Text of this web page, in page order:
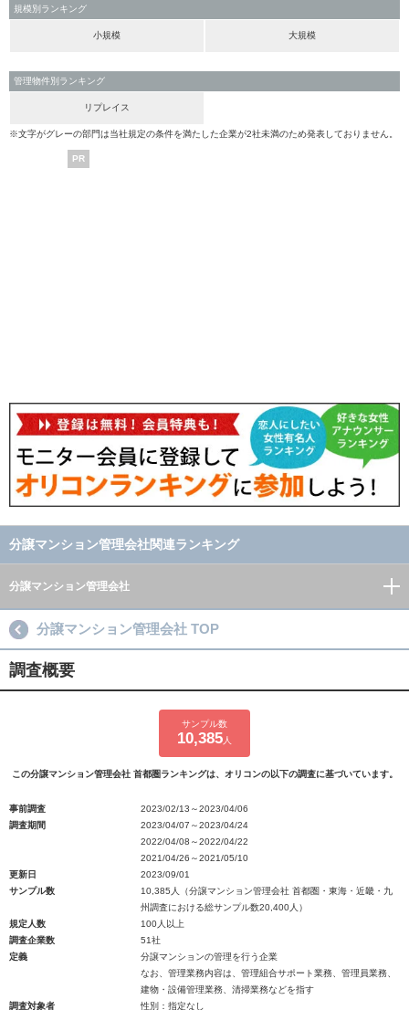
規模別ランキング
小規模 大規模
管理物件別ランキング
リプレイス
※文字がグレーの部門は当社規定の条件を満たした企業が2社未満のため発表しておりません。
PR
分譲マンション管理会社関連ランキング
分譲マンション管理会社
分譲マンション管理会社 TOP
調査概要
サンプル数
10,385 人
この分譲マンション管理会社 首都圏ランキングは、オリコンの以下の調査に基づいています。
事前調査
2023/02/13～2023/04/06
調査期間
2023/04/07～2023/04/24
2022/04/08～2022/04/22
2021/04/26～2021/05/10
更新日
2023/09/01
サンプル数
10,385人（分譲マンション管理会社 首都圏・東海・近畿・九
州調査における総サンプル数20,400人）
規定人数
100人以上
調査企業数
51社
定義
分譲マンションの管理を行う企業
なお、管理業務内容は、管理組合サポート業務、管理員業務、
建物・設備管理業務、清掃業務などを指す
調査対象者
性別：指定なし